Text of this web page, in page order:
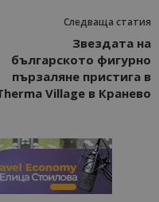
Следваща статия
Звездата на
българското фигурно
пързаляне пристига в
Village в Кранево